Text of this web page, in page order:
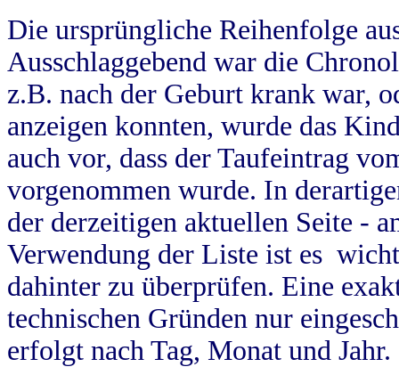
Die ursprüngliche Reihenfolge
Ausschlaggebend war die
z.B. nach der Geburt krank war,
anzeigen konnten, wurde das
auch vor, dass der Taufeintrag
vorgenommen wurde. In
der derzeitigen aktuellen Seite -
Verwendung der Liste ist es
dahinter zu überprüfen. Eine
technischen Gründen nur
erfolgt nach Tag, Monat und Jahr.